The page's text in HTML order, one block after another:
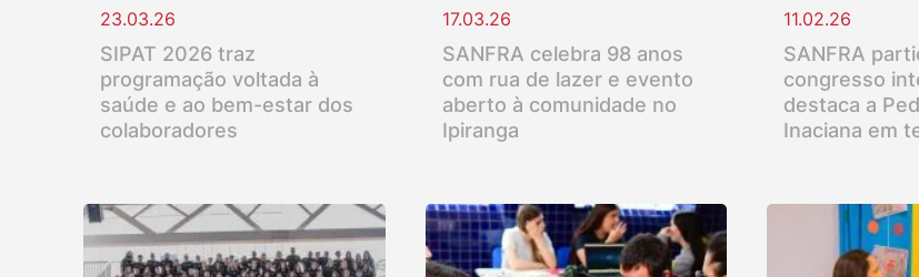
23.03.26
SIPAT 2026 traz
programação voltada à
saúde e ao bem-estar dos
colaboradores
17.03.26
SANFRA celebra 98 anos
com rua de lazer e evento
aberto à comunidade no
Ipiranga
11.02.26
SANFRA
congresso
destaca a
Inaciana em